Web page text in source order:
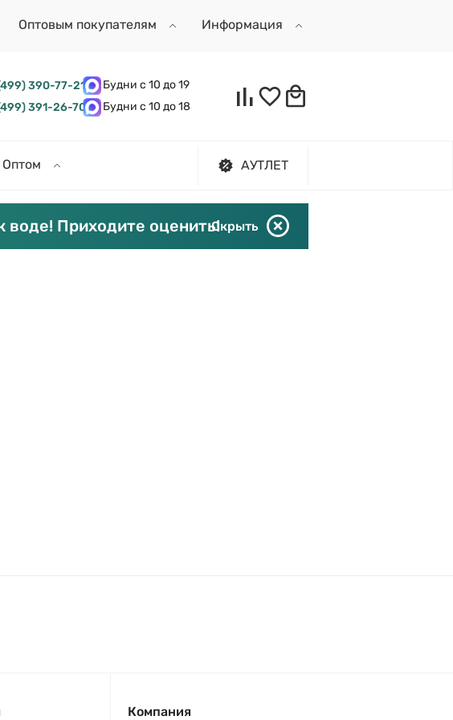
Оптовым покупателям Информация
390-77-21
Будни с 10 до 19
391-26-70 Будни с 10 до 18
Оптом АУТЛЕТ
Приходите оценить!Скрыть
Компания